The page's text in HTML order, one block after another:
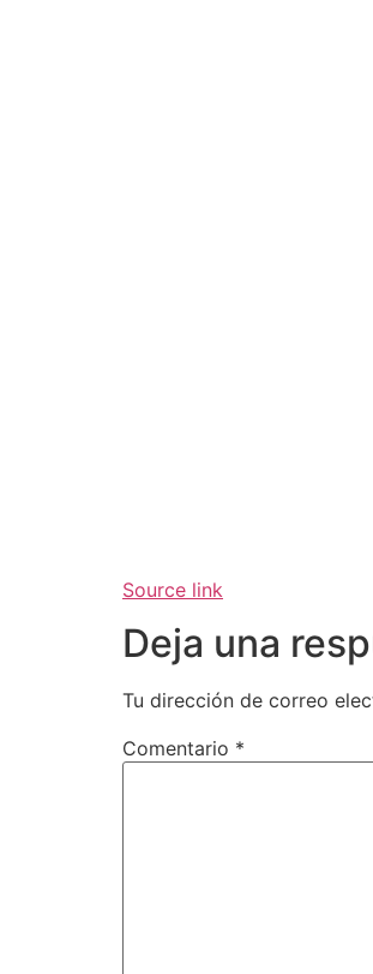
Source link
Deja una
Tu dirección de correo
Comentario *